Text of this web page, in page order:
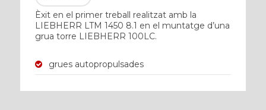
Èxit en el primer treball realitzat amb la
LIEBHERR LTM 1450 8.1 en el muntatge d’una
grua torre LIEBHERR 100LC.
grues autopropulsades